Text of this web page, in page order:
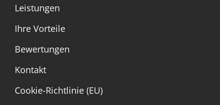
Leistungen
Ihre Vorteile
Bewertungen
Kontakt
Cookie-Richtlinie (EU)